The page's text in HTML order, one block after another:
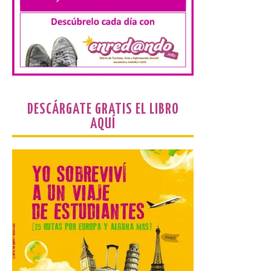
horario y refuerza los
transportes y la
Campoo continuará la
programación musical de Estación
Sonora. Peña Cabarga, elegido lugar
preferente en la comunidad autónoma,
Gijon prohíbe el baño en
San Lorenzo, Poniente y
Arbeyal el día del eclipse a
partir de las 19.00 horas.
8 Ago 2026
Incide en que el eclipse se
verá desde múltiples
puntos de la ciudad, por lo
que no será necesario
DESCÁRGATE GRATIS EL LIBRO
AQUÍ